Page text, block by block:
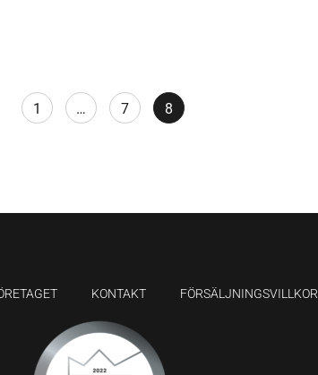
1 … 7 8
KONTAKT FÖRSÄLJNINGSVILLKOR